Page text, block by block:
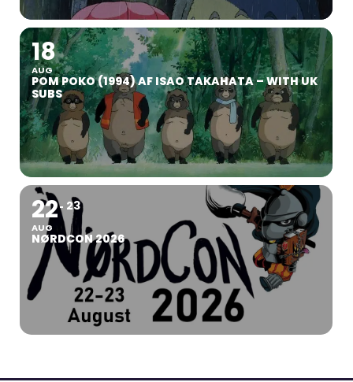
18
AUG
POM POKO (1994) AF ISAO TAKAHATA – WITH UK
SUBS
22
AUG
23
NØRDCON 2026